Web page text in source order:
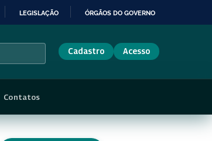
LEGISLAÇÃO ÓRGÃOS DO GOVERNO
Cadastro Acesso
Contatos